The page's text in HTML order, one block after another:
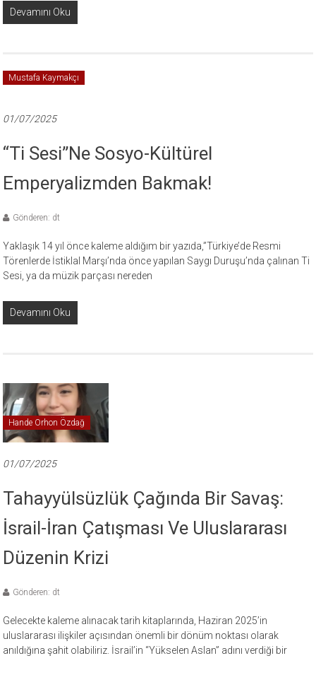
Devamını Oku
Mustafa Kaymakçı
01/07/2025
“Ti Sesi”ne Sosyo-Kültürel
Emperyalizmden Bakmak!
Gönderen: dt
Yaklaşık 14 yıl önce kaleme aldığım bir yazıda,”Türkiye’de Resmi
Törenlerde İstiklal Marşı’nda önce yapılan Saygı Duruşu’nda çalınan Ti
Sesi, ya da müzik parçası nereden
Devamını Oku
Hande Orhon Özdağ
01/07/2025
Tahayyülsüzlük Çağında Bir Savaş:
İsrail-İran Çatışması Ve Uluslararası
Düzenin Krizi
Gönderen: dt
Gelecekte kaleme alınacak tarih kitaplarında, Haziran 2025’in
uluslararası ilişkiler açısından önemli bir dönüm noktası olarak
anıldığına şahit olabiliriz. İsrail’in “Yükselen Aslan” adını verdiği bir